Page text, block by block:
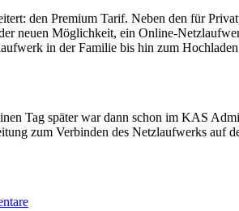
beim
Import
von
den Premium Tarif. Neben den für
neuen Möglichkeit, ein Online-
in der Familie bis hin zum
Tag später war dann schon im KAS
zum Verbinden des Netzlaufwerks
zu